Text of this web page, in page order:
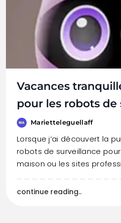
Vacances
pour les robots de
Marietteleguellaff
Lorsque j’ai découvert la
robots de surveillance
maison ou les sites
continue reading..